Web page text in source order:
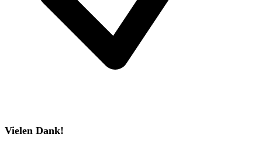
Vielen Dank!